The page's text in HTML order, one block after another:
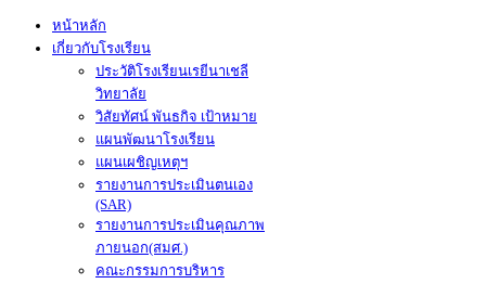
หน้าหลัก
เกี่ยวกับโรงเรียน
ประวัติโรงเรียนเรยีนาเชลี
วิทยาลัย
วิสัยทัศน์ พันธกิจ เป้าหมาย
แผนพัฒนาโรงเรียน
แผนเผชิญเหตุฯ
รายงานการประเมินตนเอง
(SAR)
รายงานการประเมินคุณภาพ
ภายนอก(สมศ.)
คณะกรรมการบริหาร